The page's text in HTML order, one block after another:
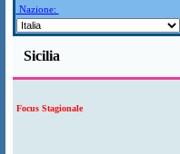
Nazione:
Sicilia
Focus Stagionale